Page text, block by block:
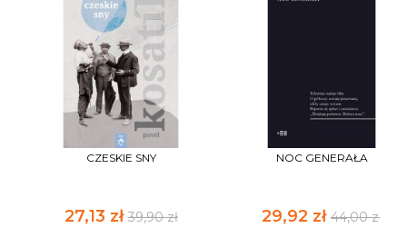
CZESKIE SNY
27,13 zł39,90 zł
NOC GENERAŁA
29,92 zł44,00 zł